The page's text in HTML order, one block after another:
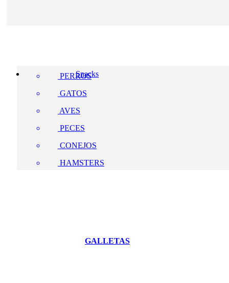
Snacks
PERROS
GATOS
AVES
PECES
CONEJOS
HAMSTERS
GALLETAS